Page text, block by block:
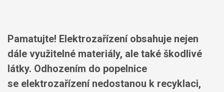
Pamatujte! Elektrozařízení obsahuje nejen
dále využitelné materiály, ale také škodlivé
látky. Odhozením do popelnice
se elektrozařízení nedostanou k recyklaci,